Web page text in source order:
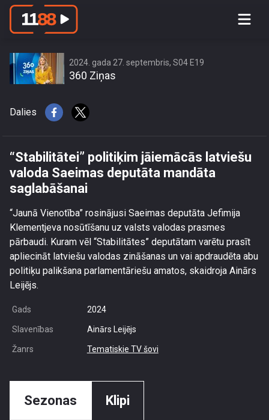
“Stabilitātei” politiķim jāiemācās
2024. gada 27. septembris, S04 E19
360 Ziņas
Dalies
“Stabilitātei” politiķim jāiemācās latviešu
valoda Saeimas deputāta mandāta
saglabāšanai
“Jaunā Vienotība” rosinājusi Saeimas deputāta Jefimija
Klementjeva nosūtīšanu uz valsts valodas prasmes
pārbaudi. Kuram vēl “Stabilitātes” deputātam varētu prasīt
apliecināt latviešu valodas zināšanas un vai apdraudēta abu
politiķu palikšana parlamentāriešu amatos, skaidroja Ainārs
Leijējs.
Gads 2024
Slavenības Ainārs Leijējs
Žanrs Tematiskie TV šovi
Sezonas Klipi